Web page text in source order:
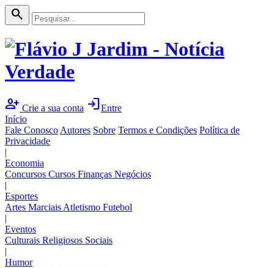
search
person_add Crie a sua conta loginEntre
Início
Fale Conosco Autores Sobre Termos e Condições Política de
Privacidade
|
Economia
Concursos Cursos Finanças Negócios
|
Esportes
Artes Marciais Atletismo Futebol
|
Eventos
Culturais Religiosos Sociais
|
Humor